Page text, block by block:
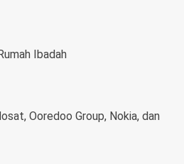
Ibadah
Ooredoo Group, Nokia, dan